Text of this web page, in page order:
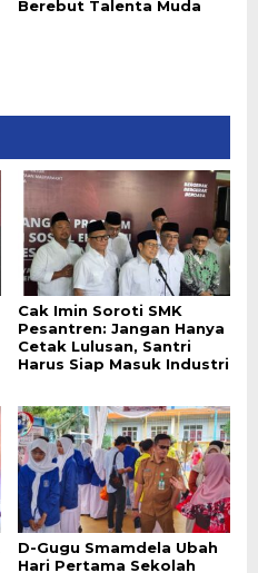
Berebut Talenta Muda
Cak Imin Soroti SMK
Pesantren: Jangan Hanya
Cetak Lulusan, Santri
Harus Siap Masuk Industri
D-Gugu Smamdela Ubah
Hari Pertama Sekolah